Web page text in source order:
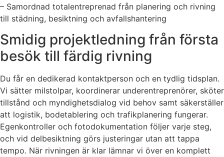
– Samordnad totalentreprenad från planering och rivning
till städning, besiktning och avfallshantering
Smidig projektledning från första
besök till färdig rivning
Du får en dedikerad kontaktperson och en tydlig tidsplan.
Vi sätter milstolpar, koordinerar underentreprenörer, sköter
tillstånd och myndighetsdialog vid behov samt säkerställer
att logistik, bodetablering och trafikplanering fungerar.
Egenkontroller och fotodokumentation följer varje steg,
och vid delbesiktning görs justeringar utan att tappa
tempo. När rivningen är klar lämnar vi över en komplett